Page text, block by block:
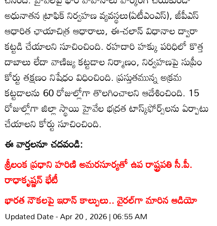
అధునాతన ట్రాఫిక్‌ నిర్వహణ వ్యవస్థలు(ఏటీఎంఎస్‌), జీపీఎస్‌
ఆధారిత ఛాయాచిత్ర ఆధారాలు, ఈ-చలాన్‌ విధానాల ద్వారా
కట్టడి చేయాలని సూచించింది. రహదారి హక్కు పరిధిలో కొత్త
దాబాలు లేదా వాణిజ్య కట్టడాల నిర్మాణం, నిర్వహణపై సుప్రీం
కోర్టు తక్షణం నిషేధం విధించింది. ప్రస్తుతమున్న అక్రమ
కట్టడాలను 60 రోజుల్లోగా తొలగించాలని ఆదేశించింది. 15
రోజుల్లోగా జిల్లా స్థాయి హైవేల భద్రత టాస్క్‌ఫోర్స్‌లను ఏర్పాటు
చేయాలని కోర్టు సూచించింది.
ఈ వార్తలనూ చదవండి:
శ్రీలంక ప్రధాని హరిణి అమరసూర్యతో ఉప రాష్ట్రపతి సీ.పీ.
రాధాకృష్ణన్ భేటీ
భారత నౌకలపై ఇరాన్ కాల్పులు.. వైరల్‌గా మారిన ఆడియో
Updated Date - Apr 20 , 2026 | 06:55 AM